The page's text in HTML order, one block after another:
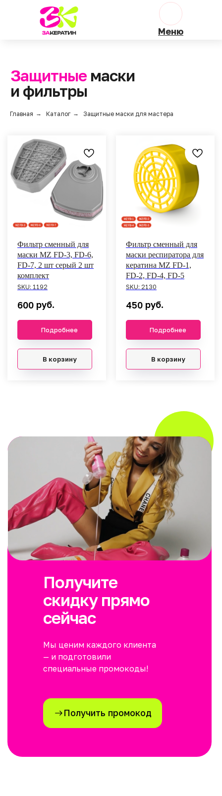
Меню
Защитные маски
и фильтры
Главная → Каталог → Защитные маски для мастера
Фильтр сменный для
маски MZ FD-3, FD-6,
FD-7, 2 шт серый 2 шт
комплект
SKU: 1192
600 руб.
Подробнее
В корзину
Фильтр сменный для
маски респиратора для
кератина MZ FD-1,
FD-2, FD-4, FD-5
SKU: 2130
450 руб.
Подробнее
В корзину
Получите
скидку прямо
сейчас
Мы ценим каждого клиента
— и подготовили
специальные промокоды!
Получить промокод